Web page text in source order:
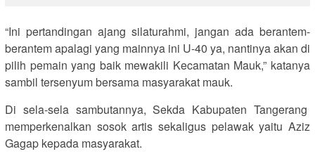
“Ini pertandingan ajang silaturahmi, jangan ada berantem-
berantem apalagi yang mainnya ini U-40 ya, nantinya akan di
pilih pemain yang baik mewakili Kecamatan Mauk,” katanya
sambil tersenyum bersama masyarakat mauk.
Di sela-sela sambutannya, Sekda Kabupaten Tangerang
memperkenalkan sosok artis sekaligus pelawak yaitu Aziz
Gagap kepada masyarakat.